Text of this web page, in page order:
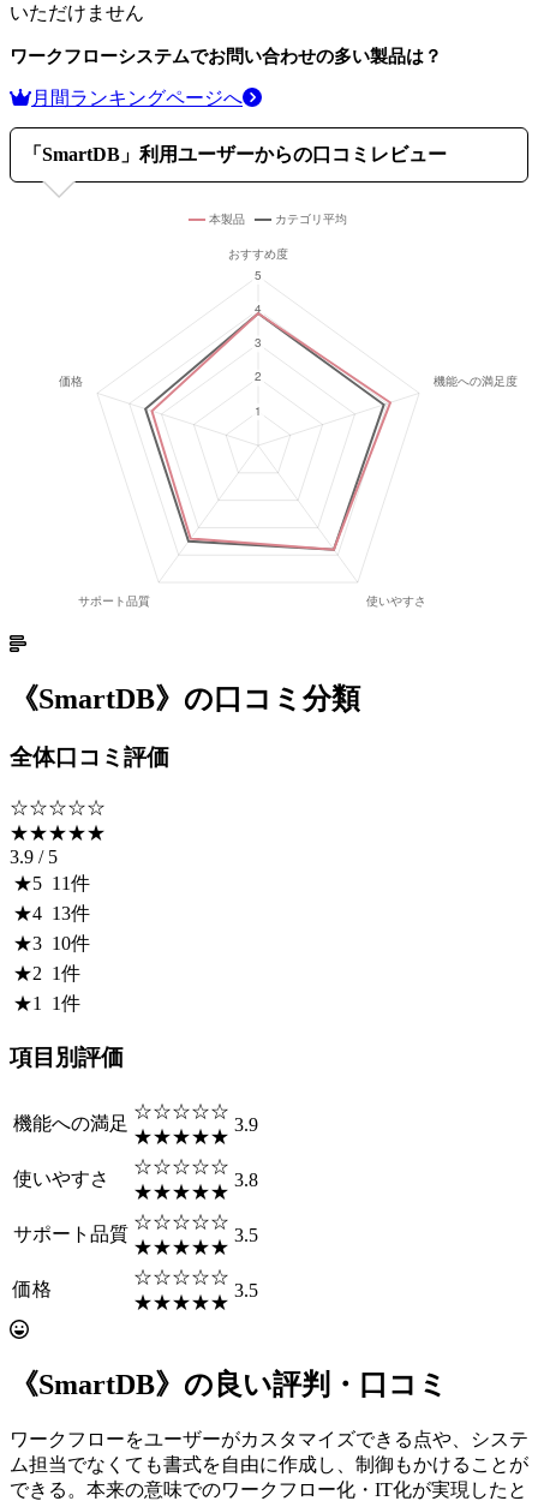
いただけません
ワークフローシステムでお問い合わせの多い製品は？
月間ランキングページへ
「 SmartDB 」利用ユーザーからの口コミレビュー
《SmartDB》の口コミ分類
全体口コミ評価
☆☆☆☆☆
★★★★★
3.9 / 5
★5 11件
★4 13件
★3 10件
★2 1件
★1 1件
項目別評価
機能への満足
☆☆☆☆☆
★★★★★
3.9
使いやすさ
☆☆☆☆☆
★★★★★
3.8
サポート品質
☆☆☆☆☆
★★★★★
3.5
価格
☆☆☆☆☆
★★★★★
3.5
《SmartDB》の良い評判・口コミ
ワークフローをユーザーがカスタマイズできる点や、システ
ム担当でなくても書式を自由に作成し、制御もかけることが
できる。本来の意味でのワークフロー化・IT化が実現したと